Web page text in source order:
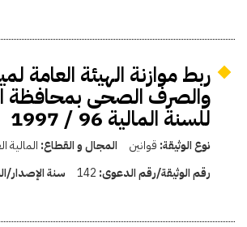
ربط موازنة الهيئة العامة
والصرف الصحى بمحافظة
للسنة المالية 96 / 1997
نوع الوثيقة: قوانين المجال و القطاع: المالية
رقم الوثيقة/رقم الدعوى: 142 سنة الإصدار/